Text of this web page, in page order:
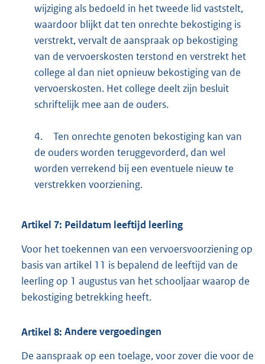
wijziging als bedoeld in het tweede lid vaststelt,
waardoor blijkt dat ten onrechte bekostiging is
verstrekt, vervalt de aanspraak op bekostiging
van de vervoerskosten terstond en verstrekt het
college al dan niet opnieuw bekostiging van de
vervoerskosten. Het college deelt zijn besluit
schriftelijk mee aan de ouders.
4.
Ten onrechte genoten bekostiging kan van
de ouders worden teruggevorderd, dan wel
worden verrekend bij een eventuele nieuw te
verstrekken voorziening.
Artikel 7: Peildatum leeftijd leerling
Voor het toekennen van een vervoersvoorziening op
basis van artikel 11 is bepalend de leeftijd van de
leerling op 1 augustus van het schooljaar waarop de
bekostiging betrekking heeft.
Artikel 8: Andere vergoedingen
De aanspraak op een toelage, voor zover die voor de